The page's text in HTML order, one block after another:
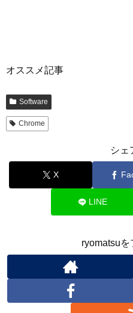
オススメ記事
Software
Chrome
シェ
X
LINE
ryomatsuを